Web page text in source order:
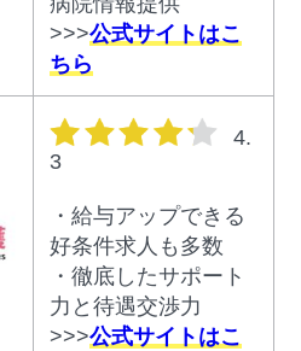
>>>公式サイトはこ
ちら
星の数
4.
3
・給与アップできる
好条件求人も多数
・徹底したサポート
力と待遇交渉力
>>>公式サイトはこ